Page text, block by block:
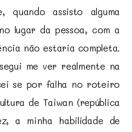
quando assisto alguma
lugar da pessoa, com a
não estaria completa.
me ver realmente na
se por falha no roteiro
de Taiwan (república
a minha habilidade de